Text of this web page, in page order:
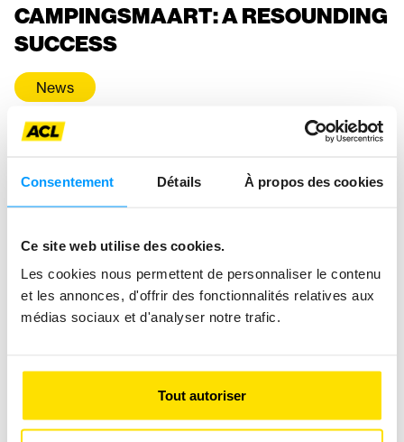
Consentement Détails À propos des cookies
Ce site web utilise des cookies.
Les cookies nous permettent de personnaliser le contenu
et les annonces, d'offrir des fonctionnalités relatives aux
médias sociaux et d'analyser notre trafic.
Tout autoriser
CAMPINGSMAART: A RESOUNDING
SUCCESS
News